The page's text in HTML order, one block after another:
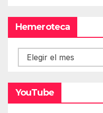
Hemeroteca
Hemeroteca
YouTube